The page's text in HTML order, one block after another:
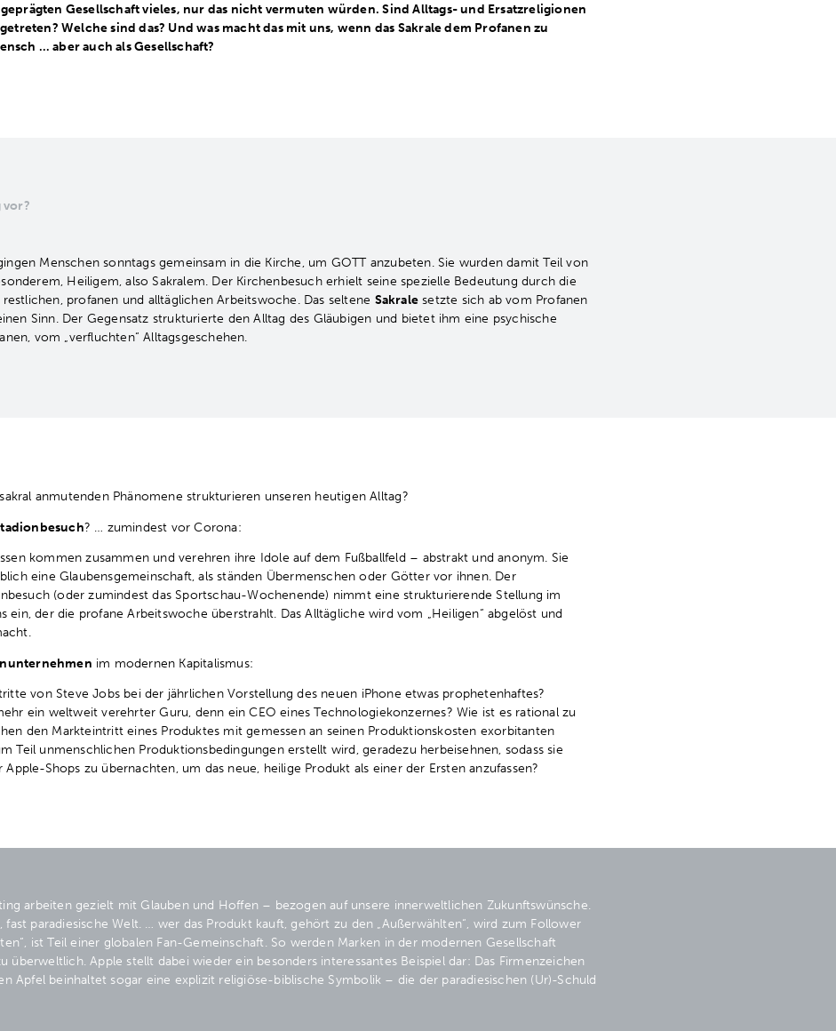
Gesellschaft vieles, nur das nicht vermuten würden. Sind Alltags- und Ersatzreligionen
Welche sind das? Und was macht das mit uns, wenn das Sakrale dem Profanen zu
… aber auch als Gesellschaft?
vor?
Menschen sonntags gemeinsam in die Kirche, um GOTT anzubeten. Sie wurden damit Teil von
Heiligem, also Sakralem. Der Kirchenbesuch erhielt seine spezielle Bedeutung durch die
profanen und alltäglichen Arbeitswoche. Das seltene Sakralesetzte sich ab vom Profanen
Sinn. Der Gegensatz strukturierte den Alltag des Gläubigen und bietet ihm eine psychische
vom „verfluchten“ Alltagsgeschehen.
anmutenden Phänomene strukturieren unseren heutigen Alltag?
? … zumindest vor Corona:
kommen zusammen und verehren ihre Idole auf dem Fußballfeld – abstrakt und anonym. Sie
eine Glaubensgemeinschaft, als ständen Übermenschen oder Götter vor ihnen. Der
(oder zumindest das Sportschau-Wochenende) nimmt eine strukturierende Stellung im
ein, der die profane Arbeitswoche überstrahlt. Das Alltägliche wird vom „Heiligen“ abgelöst und
im modernen Kapitalismus:
von Steve Jobs bei der jährlichen Vorstellung des neuen iPhone etwas prophetenhaftes?
ein weltweit verehrter Guru, denn ein CEO eines Technologiekonzernes? Wie ist es rational zu
den Markteintritt eines Produktes mit gemessen an seinen Produktionskosten exorbitanten
Teil unmenschlichen Produktionsbedingungen erstellt wird, geradezu herbeisehnen, sodass sie
Shops zu übernachten, um das neue, heilige Produkt als einer der Ersten anzufassen?
arbeiten gezielt mit Glauben und Hoffen – bezogen auf unsere innerweltlichen Zukunftswünsche.
fast paradiesische Welt. … wer das Produkt kauft, gehört zu den „Außerwählten“, wird zum Follower
ist Teil einer globalen Fan-Gemeinschaft. So werden Marken in der modernen Gesellschaft
überweltlich. Apple stellt dabei wieder ein besonders interessantes Beispiel dar: Das Firmenzeichen
Apfel beinhaltet sogar eine explizit religiöse-biblische Symbolik – die der paradiesischen (Ur)-Schuld